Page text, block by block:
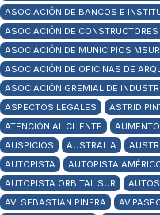
ASOCIACIÓN DE BANCOS E
ASOCIACIÓN DE
ASOCIACIÓN DE MUNICIPIOS MSUR
ASOCIACIÓN DE OFICINAS DE
ASOCIACIÓN GREMIAL DE
ASPECTOS LEGALES
ASTRID
ATENCIÓN AL CLIENTE
AUSPICIOS
AUSTRALIA
AUTOPISTA
AUTOPISTA
AUTOPISTA ORBITAL SUR
AV. SEBASTIÁN PIÑERA